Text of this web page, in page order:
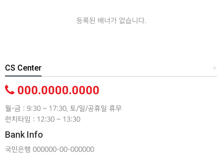
등록된 배너가 없습니다.
+
CS Center
000.0000.0000
월-금 : 9:30 ~ 17:30, 토/일/공휴일 휴무
런치타임 : 12:30 ~ 13:30
Bank Info
국민은행 000000-00-000000